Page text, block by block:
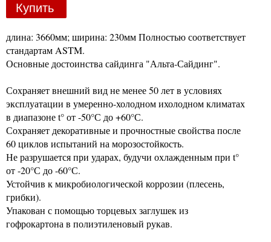
Купить
длина: 3660мм; ширина: 230мм Полностью соответствует
стандартам ASTM.
Основные достоинства сайдинга "Альта-Сайдинг".
Сохраняет внешний вид не менее 50 лет в условиях
эксплуатации в умеренно-холодном ихолодном климатах
в диапазоне t° от -50°С до +60°С.
Сохраняет декоративные и прочностные свойства после
60 циклов испытаний на морозостойкость.
Не разрушается при ударах, будучи охлажденным при t°
от -20°С до -60°С.
Устойчив к микробиологической коррозии (плесень,
грибки).
Упакован с помощью торцевых заглушек из
гофрокартона в полиэтиленовый рукав.